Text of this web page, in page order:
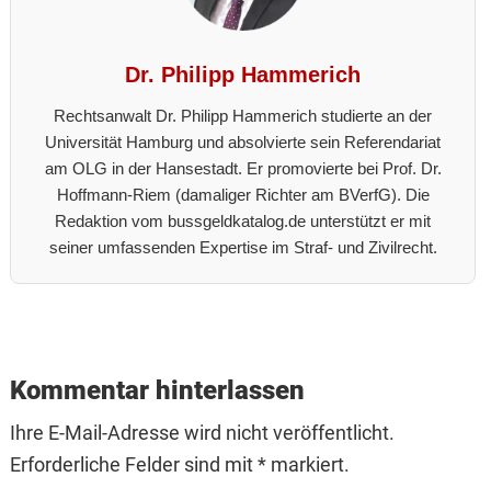
Dr. Philipp Hammerich
Rechtsanwalt Dr. Philipp Hammerich studierte an der
Universität Hamburg und absolvierte sein Referendariat
am OLG in der Hansestadt. Er promovierte bei Prof. Dr.
Hoffmann-Riem (damaliger Richter am BVerfG). Die
Redaktion vom bussgeldkatalog.de unterstützt er mit
seiner umfassenden Expertise im Straf- und Zivilrecht.
Interactions
Kommentar hinterlassen
Ihre E-Mail-Adresse wird nicht veröffentlicht.
Erforderliche Felder sind mit * markiert.